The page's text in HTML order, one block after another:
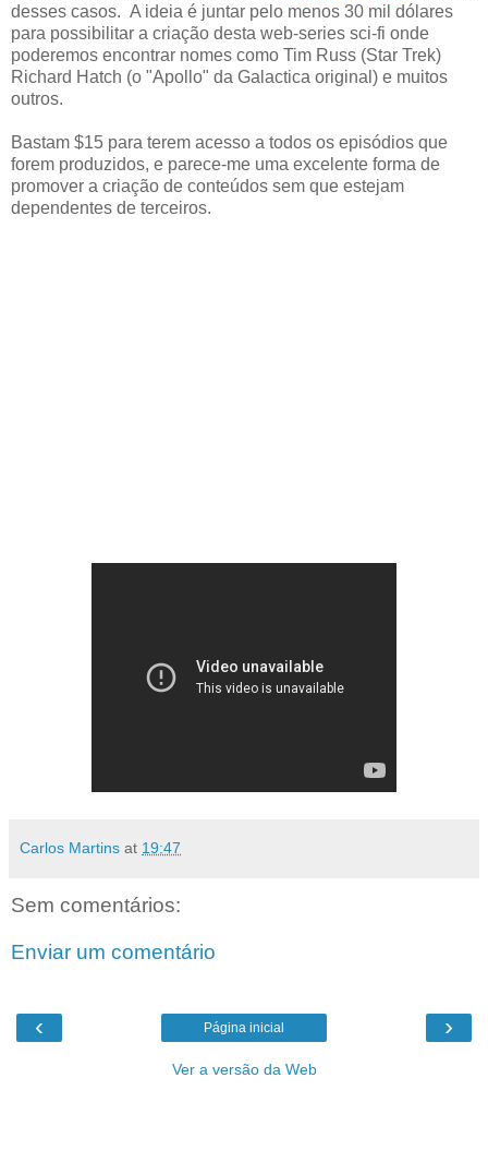
desses casos. A ideia é juntar pelo menos 30 mil dólares
para possibilitar a criação desta web-series sci-fi onde
poderemos encontrar nomes como Tim Russ (Star Trek)
Richard Hatch (o "Apollo" da Galactica original) e muitos
outros.
Bastam $15 para terem acesso a todos os episódios que
forem produzidos, e parece-me uma excelente forma de
promover a criação de conteúdos sem que estejam
dependentes de terceiros.
Carlos Martins at 19:47
Sem comentários:
Enviar um comentário
‹ ›
Página inicial
Ver a versão da Web